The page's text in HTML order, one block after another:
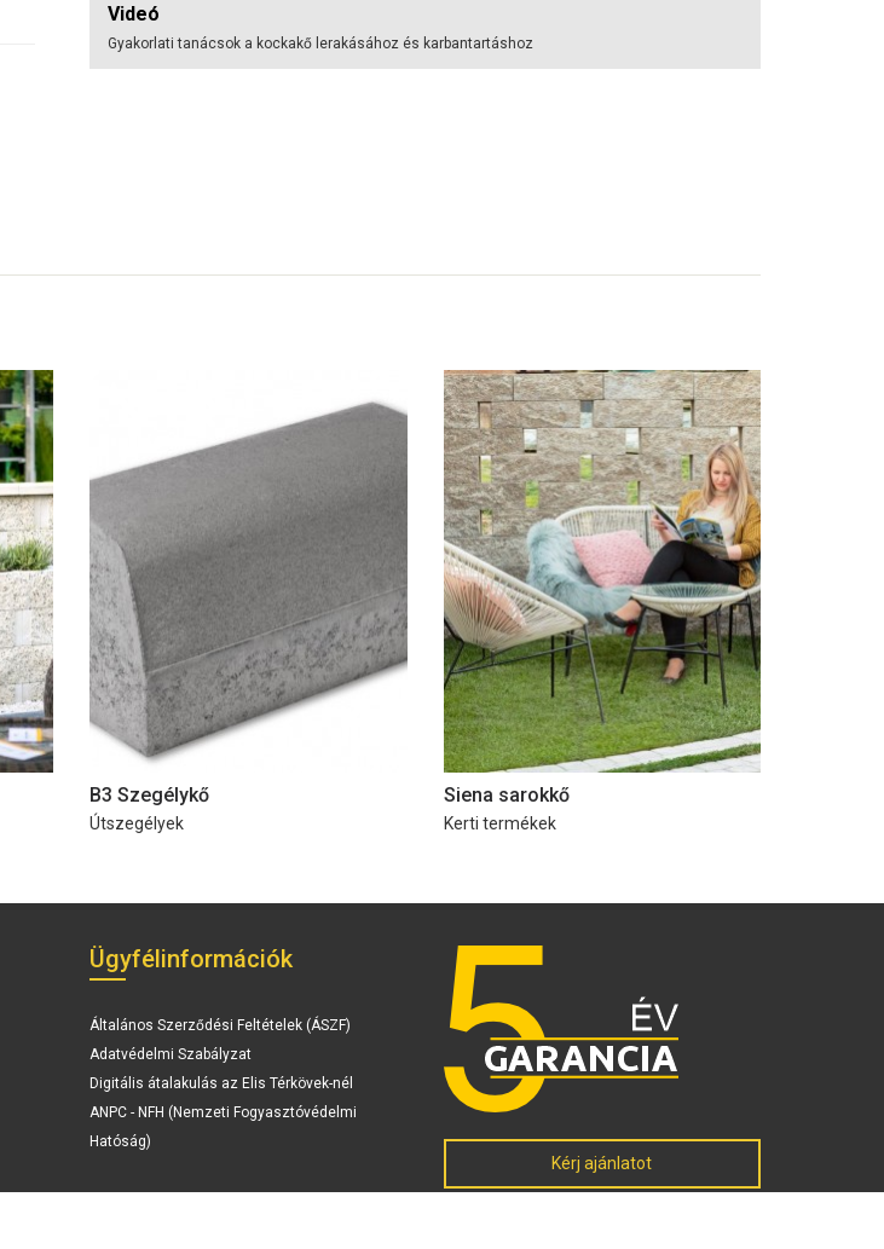
Videó
Gyakorlati tanácsok a kockakő lerakásához és karbantartáshoz
B3 Szegélykő
Útszegélyek
Siena sarokkő
Kerti termékek
Ügyfélinformációk
Általános Szerződési Feltételek (ÁSZF)
Adatvédelmi Szabályzat
Digitális átalakulás az Elis Térkövek-nél
ANPC - NFH (Nemzeti Fogyasztóvédelmi
Hatóság)
Kérj ajánlatot